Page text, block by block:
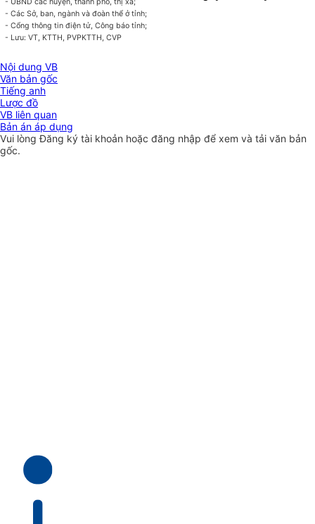
- Các Sở, ban, ngành và đoàn thể ở tỉnh;
- Cổng thông tin điện tử, Công báo tỉnh;
- Lưu: VT, KTTH, PVPKTTH, CVP
Nội dung VB
Văn bản gốc
Tiếng anh
Lược đồ
VB liên quan
Bản án áp dụng
Vui lòngĐăng ký tài khoản hoặc đăng nhập để xem và tải văn bản
gốc.